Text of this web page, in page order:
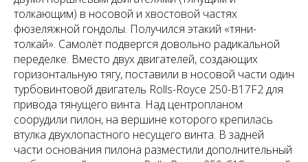
толкающим) в носовой и хвостовой частях
фюзеляжной гондолы. Получился этакий «тяни-
толкай». Самолёт подвергся довольно радикальной
переделке. Вместо двух двигателей, создающих
горизонтальную тягу, поставили в носовой части один
турбовинтовой двигатель Rolls-Royce 250-B17F2 для
привода тянущего винта. Над центропланом
соорудили пилон, на вершине которого крепилась
втулка двухлопастного несущего винта. В задней
части основания пилона разместили дополнительный